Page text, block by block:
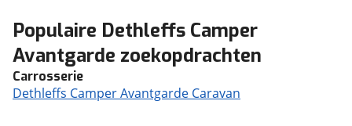
Populaire Dethleffs Camper
Avantgarde zoekopdrachten
Carrosserie
Dethleffs Camper Avantgarde Caravan